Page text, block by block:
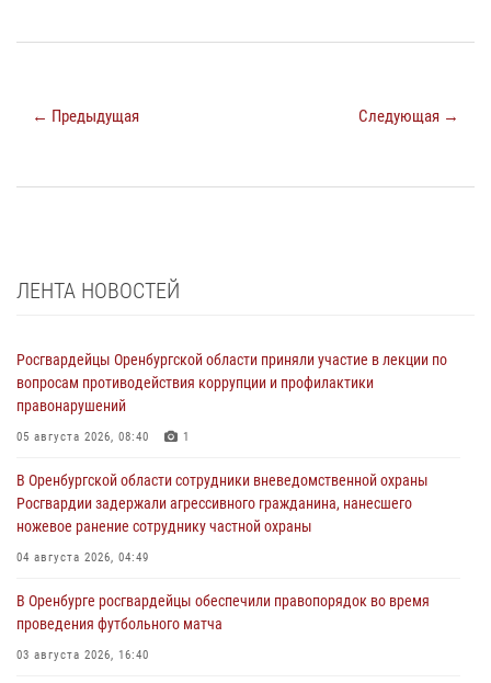
← Предыдущая Следующая →
ЛЕНТА НОВОСТЕЙ
Росгвардейцы Оренбургской области приняли участие в лекции по
вопросам противодействия коррупции и профилактики
правонарушений
05 августа 2026, 08:40 1
В Оренбургской области сотрудники вневедомственной охраны
Росгвардии задержали агрессивного гражданина, нанесшего
ножевое ранение сотруднику частной охраны
04 августа 2026, 04:49
В Оренбурге росгвардейцы обеспечили правопорядок во время
проведения футбольного матча
03 августа 2026, 16:40